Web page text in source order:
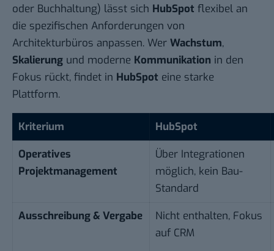
oder Buchhaltung) lässt sich HubSpot flexibel an
die spezifischen Anforderungen von
Architekturbüros anpassen. Wer Wachstum,
Skalierung und moderne Kommunikation in den
Fokus rückt, findet in HubSpot eine starke
Plattform.
Kriterium
HubSpot
Operatives
Projektmanagement
Über Integrationen
möglich, kein Bau-
Standard
Ausschreibung & Vergabe
Nicht enthalten, Fokus
auf CRM